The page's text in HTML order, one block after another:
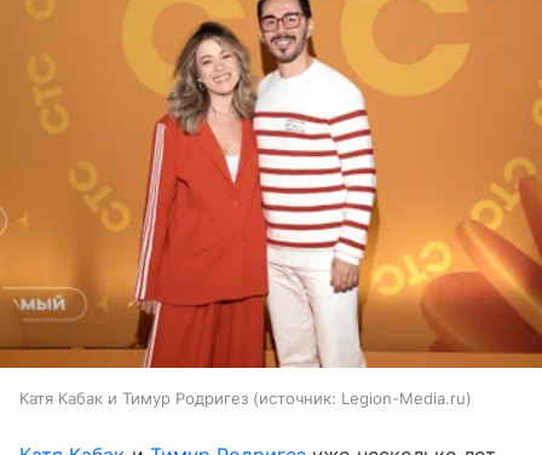
Катя Кабак и Тимур Родригез источник: Legion-Media.ru